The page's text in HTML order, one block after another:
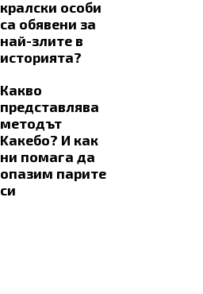
кралски особи
са обявени за
най-злите в
историята?
Какво
представлява
методът
Kaкебо? И как
ни помага да
опазим парите
си